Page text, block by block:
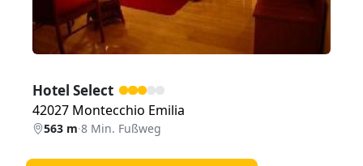
Hotel Select
42027 Montecchio Emilia
563 m·8 Min. Fußweg